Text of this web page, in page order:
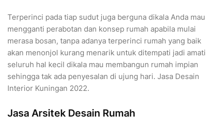
Terperinci pada tiap sudut juga berguna dikala Anda mau
mengganti perabotan dan konsep rumah apabila mulai
merasa bosan, tanpa adanya terperinci rumah yang baik
akan menonjol kurang menarik untuk ditempati jadi amati
seluruh hal kecil dikala mau membangun rumah impian
sehingga tak ada penyesalan di ujung hari. Jasa Desain
Interior Kuningan 2022.
Jasa Arsitek Desain Rumah